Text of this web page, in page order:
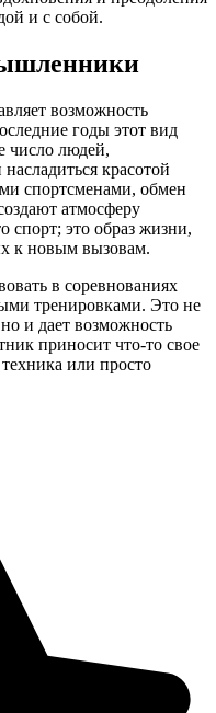
и с собой.
возможность
годы этот вид
число людей,
красотой
спортсменами, обмен
атмосферу
это образ жизни,
к новым вызовам.
в соревнованиях
тренировками. Это не
и дает возможность
приносит что-то свое
или просто